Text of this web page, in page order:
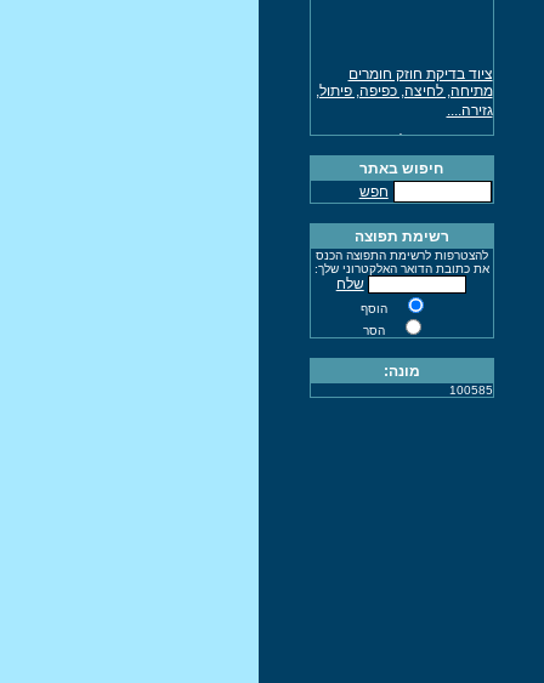
מתיחה, לחיצה, כפיפה, פיתול,
גזירה....
מכונת מתיחה לתחום
מכונת מתיחה לתחום הבניה
מד עובי צבע גילוון
מד רפלקטיסיות
ציוד למדידות מכאניות
ציוד התזה וצביעה איירלס
ושירותי תיקונים
השחזת מקדחים עד קןטר 50
מד עובי צבע על מתכות
חיפוש באתר
חפש
רשימת תפוצה
להצטרפות לרשימת התפוצה הכנס
את כתובת הדואר האלקטרוני שלך:
שלח
הוסף
הסר
מונה:
100585